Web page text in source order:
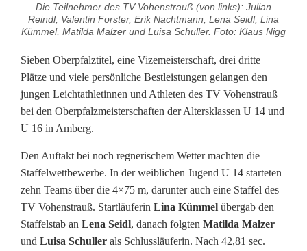
l
e
t
e
n
d
e
s
T
Die Teilnehmer des TV Vohenstrauß (von links): Julian
Reindl, Valentin Forster, Erik Nachtmann, Lena Seidl, Lina
Kümmel, Matilda Malzer und Luisa Schuller. Foto: Klaus Nigg
Sieben Oberpfalztitel, eine Vizemeisterschaft, drei dritte
Plätze und viele persönliche Bestleistungen gelangen den
jungen Leichtathletinnen und Athleten des TV Vohenstrauß
bei den Oberpfalzmeisterschaften der Altersklassen U 14 und
U 16 in Amberg.
Den Auftakt bei noch regnerischem Wetter machten die
Staffelwettbewerbe. In der weiblichen Jugend U 14 starteten
zehn Teams über die 4×75 m, darunter auch eine Staffel des
TV Vohenstrauß. Startläuferin Lina Kümmel übergab den
Staffelstab an Lena Seidl, danach folgten Matilda Malzer
und Luisa Schuller als Schlussläuferin. Nach 42,81 sec.